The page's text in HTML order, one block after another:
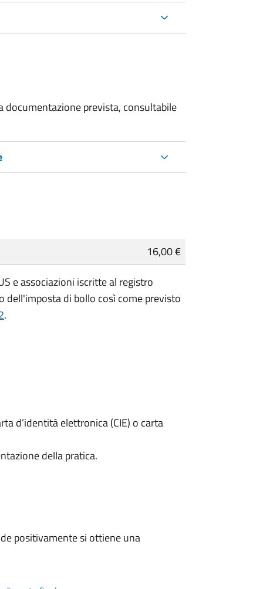
prevista, consultabile
16,00 €
e associazioni iscritte al registro
dell'imposta di bollo così come previsto
.
d’identità elettronica (CIE) o carta
della pratica.
positivamente si ottiene una